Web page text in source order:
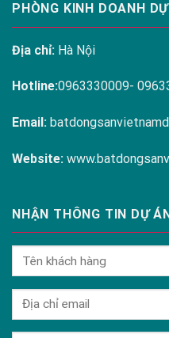
PHÒNG KINH DOANH
Địa chỉ: Hà Nội
Hotline:0963330009-
Email:
Website:
NHẬN THÔNG TIN DỰ